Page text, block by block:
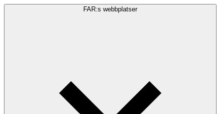
FAR:s webbplatser